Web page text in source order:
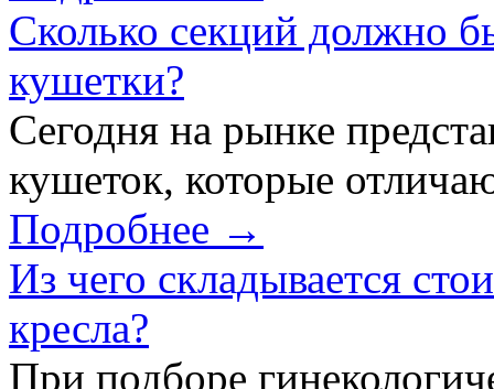
Сколько секций должно
кушетки?
Сегодня на рынке
кушеток, которые
Подробнее →
Из чего складывается
кресла?
При подборе